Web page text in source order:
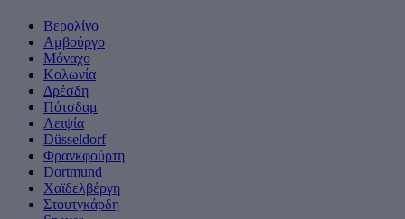
Βερολίνο
Αμβούργο
Μόναχο
Κολωνία
Δρέσδη
Πότσδαμ
Λειψία
Düsseldorf
Φρανκφούρτη
Dortmund
Χαϊδελβέργη
Στουτγκάρδη